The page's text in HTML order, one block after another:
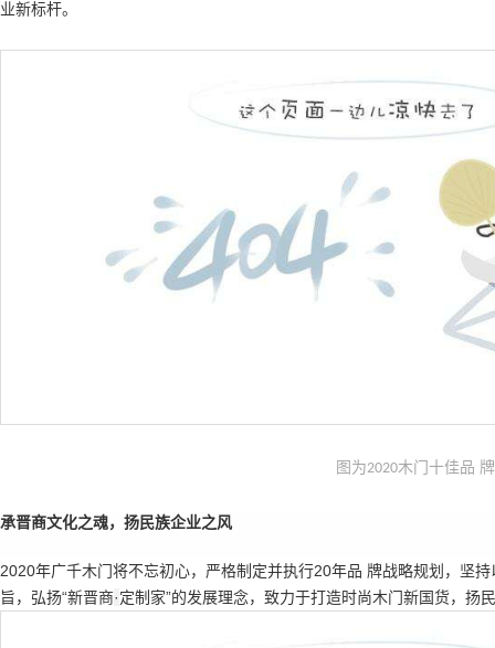
业新标杆。
图为2020木门十佳品 牌
承晋商文化之魂，扬民族企业之风
2020年广千木门将不忘初心，严格制定并执行20年品 牌战略规划，坚持
旨，弘扬“新晋商·定制家”的发展理念，致力于打造时尚木门新国货，扬